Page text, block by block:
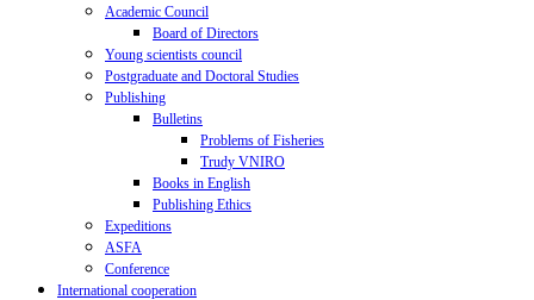
Academic Council
Board of Directors
Young scientists council
Postgraduate and Doctoral Studies
Publishing
Bulletins
Problems of Fisheries
Trudy VNIRO
Books in English
Publishing Ethics
Expeditions
ASFA
Conference
International cooperation